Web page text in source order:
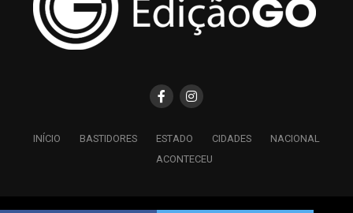
INÍCIO BASTIDORES ESTADO CIDADES
NACIONAL
ACONTECEU